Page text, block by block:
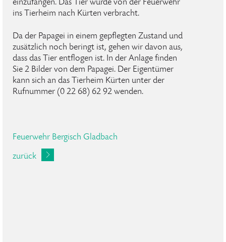
einzufangen. Das Tier wurde von der Feuerwehr
ins Tierheim nach Kürten verbracht.
Da der Papagei in einem gepflegten Zustand und
zusätzlich noch beringt ist, gehen wir davon aus,
dass das Tier entflogen ist. In der Anlage finden
Sie 2 Bilder von dem Papagei. Der Eigentümer
kann sich an das Tierheim Kürten unter der
Rufnummer (0 22 68) 62 92 wenden.
Feuerwehr Bergisch Gladbach
zurück